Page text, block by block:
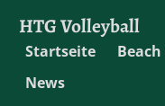
HTG Volleyball
Startseite Beach
News